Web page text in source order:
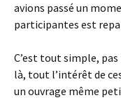
avions passé un
participantes est
C’est tout simple,
là, tout l’intérêt de
un ouvrage même